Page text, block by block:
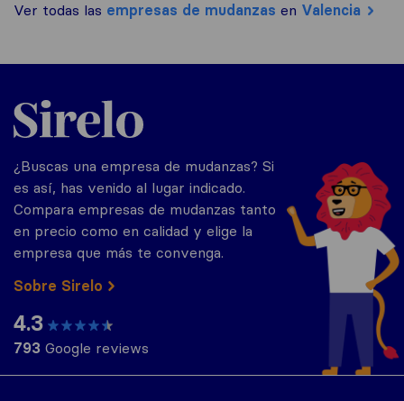
Ver todas las empresas de mudanzas en Valencia
Sirelo.es
¿Buscas una empresa de mudanzas? Si
es así, has venido al lugar indicado.
Compara empresas de mudanzas tanto
en precio como en calidad y elige la
empresa que más te convenga.
Sobre Sirelo
4.3
793 Google reviews